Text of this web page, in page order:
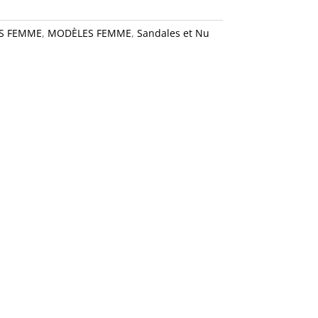
FEMME, MODÈLES FEMME, Sandales et Nu